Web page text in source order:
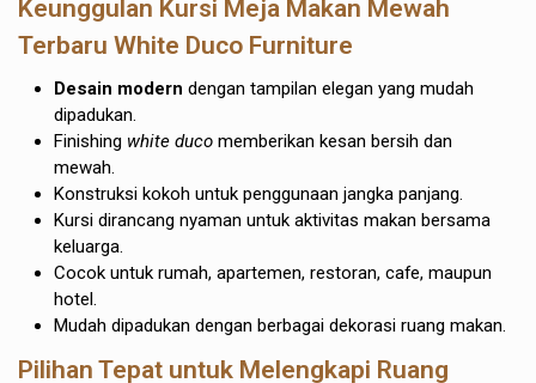
Keunggulan Kursi Meja Makan Mewah
Terbaru White Duco Furniture
Desain modern dengan tampilan elegan yang mudah
dipadukan.
Finishing white duco memberikan kesan bersih dan
mewah.
Konstruksi kokoh untuk penggunaan jangka panjang.
Kursi dirancang nyaman untuk aktivitas makan bersama
keluarga.
Cocok untuk rumah, apartemen, restoran, cafe, maupun
hotel.
Mudah dipadukan dengan berbagai dekorasi ruang makan.
Pilihan Tepat untuk Melengkapi Ruang